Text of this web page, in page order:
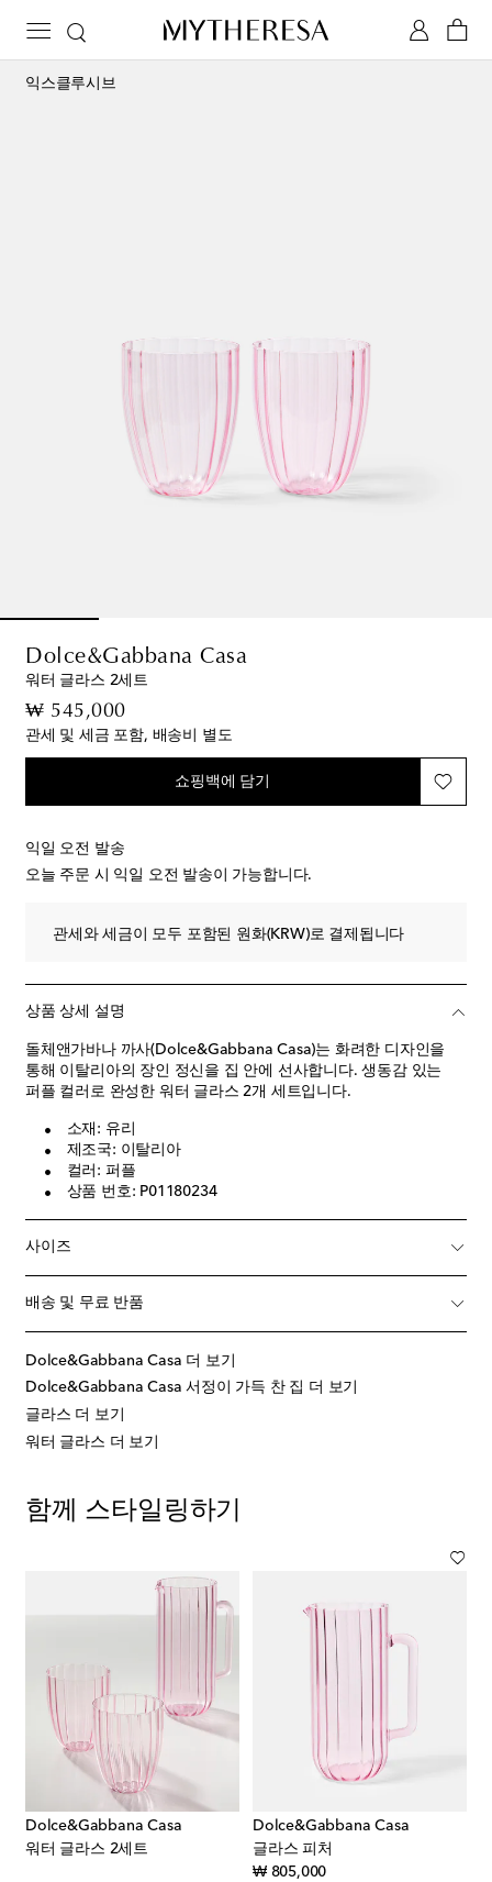
익스클루시브
Dolce&Gabbana Casa
워터 글라스 2세트
₩ 545,000original price
관세 및 세금 포함, 배송비 별도
쇼핑백에 담기
익일 오전 발송
오늘 주문 시 익일 오전 발송이 가능합니다.
관세와 세금이 모두 포함된 원화(KRW)로 결제됩니다
상품 상세 설명
돌체앤가바나 까사(Dolce&Gabbana Casa)는 화려한 디자인을
통해 이탈리아의 장인 정신을 집 안에 선사합니다. 생동감 있는
퍼플 컬러로 완성한 워터 글라스 2개 세트입니다.
소재: 유리
제조국: 이탈리아
컬러: 퍼플
상품 번호: P01180234
사이즈
배송 및 무료 반품
Dolce&Gabbana Casa 더 보기
Dolce&Gabbana Casa 서정이 가득 찬 집 더 보기
글라스 더 보기
워터 글라스 더 보기
함께 스타일링하기
Dolce&Gabbana Casa
워터 글라스 2세트
Dolce&Gabbana Casa
글라스 피처
₩ 805,000original price